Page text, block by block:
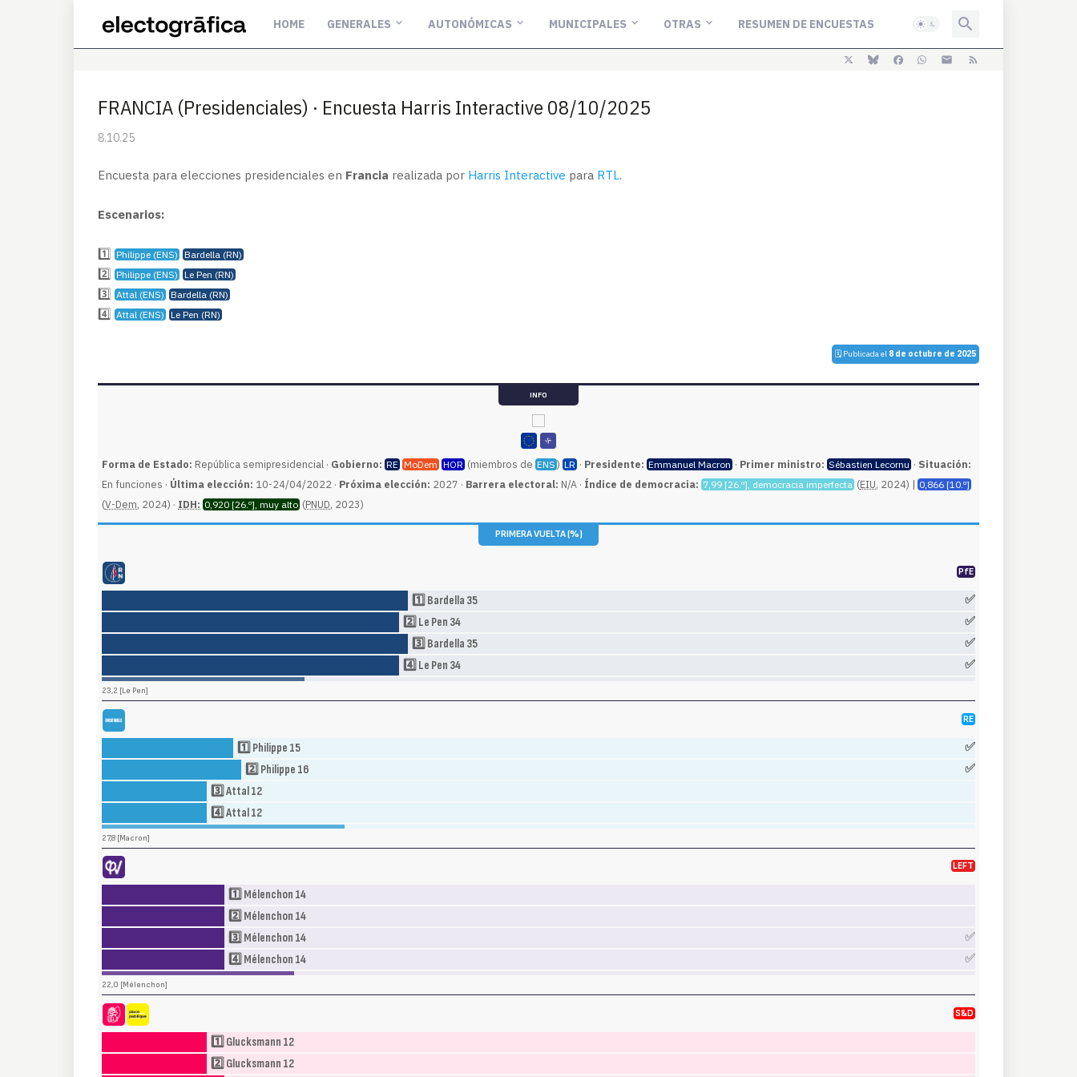
HOME GENERALES AUTONÓMICAS MUNICIPALES OTRAS RESUMEN DE ENCUESTAS
FRANCIA (Presidenciales) · Encuesta Harris Interactive 08/10/2025
8.10.25
Encuesta para elecciones presidenciales en Francia realizada por Harris Interactive para RTL.
Escenarios:
1️⃣ Philippe (ENS) Bardella (RN)
2️⃣ Philippe (ENS) Le Pen (RN)
3️⃣ Attal (ENS) Bardella (RN)
4️⃣ Attal (ENS) Le Pen (RN)
🗓️ Publicada el 8 de octubre de 2025
INFO
Forma de Estado: República semipresidencial · Gobierno: RE MoDem HOR (miembros de ENS ) LR · Presidente: Emmanuel Macron · Primer ministro: Sébastien Lecornu · Situación:
En funciones · Última elección: 10-24/04/2022 · Próxima elección: 2027 · Barrera electoral: N/A · Índice de democracia: 7,99 [26.º], democracia imperfecta (EIU, 2024) | 0,866 [10.º]
(V-Dem, 2024) · IDH: 0,920 [26.º], muy alto (PNUD, 2023)
PRIMERA VUELTA (%)
National (RN)· Agrupación Nacional PfE
1️⃣ Bardella 35
✅
2️⃣ Le Pen 34
✅
3️⃣ Bardella 35
✅
4️⃣ Le Pen 34
✅
23,2 [Le Pen]
Ensemble (ENS)· Juntos RE
1️⃣ Philippe 15
✅
2️⃣ Philippe 16
✅
3️⃣ Attal 12
4️⃣ Attal 12
27,8 [Macron]
La France Insoumise (LFI)· Francia Insumisa LEFT
1️⃣ Mélenchon 14
2️⃣ Mélenchon 14
3️⃣ Mélenchon 14
✅
4️⃣ Mélenchon 14
✅
22,0 [Mélenchon]
Place publique (PS-PP)· Partido Socialista - Plaza Pública S&D
1️⃣ Glucksmann 12
2️⃣ Glucksmann 12